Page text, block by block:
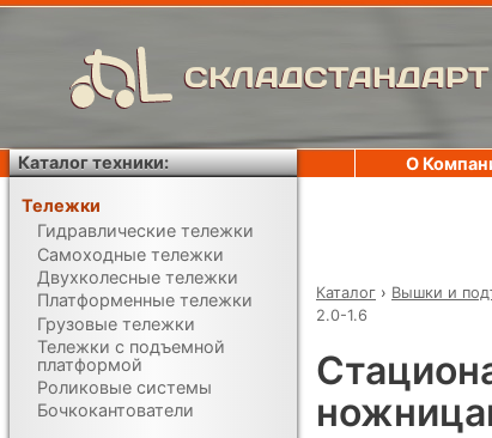
СКЛАДСТАНДАРТ
Каталог › Вышки и
2.0-1.6
О
Каталог техники:
Тележки
Гидравлические тележки
Самоходные тележки
Двухколесные тележки
Платформенные тележки
Грузовые тележки
Тележки с подъемной
платформой
Роликовые системы
Бочкокантователи